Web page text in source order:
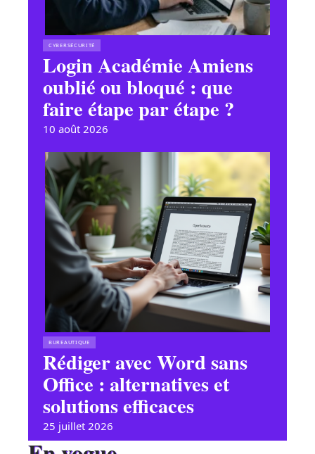
CYBERSÉCURITÉ
Login Académie Amiens
oublié ou bloqué : que
faire étape par étape ?
10 août 2026
BUREAUTIQUE
Rédiger avec Word sans
Office : alternatives et
solutions efficaces
25 juillet 2026